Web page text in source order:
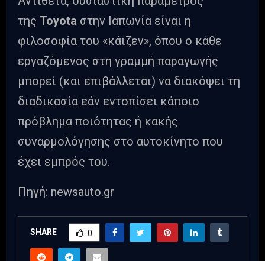
της Toyota στην Ιαπωνία είναι η
φιλοσοφία του «κάιζεν», όπου ο κάθε
εργαζόμενος στη γραμμή παραγωγής
μπορεί (και επιβάλλεται) να διακόψει τη
διαδικασία εάν εντοπίσει κάποιο
πρόβλημα ποιότητας ή κακής
συναρμολόγησης στο αυτοκίνητο που
έχει εμπρός του.
Πηγή: newsauto.gr
SHARE 0